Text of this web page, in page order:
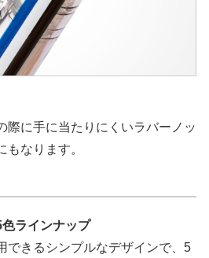
際に手に当たりにくいラバーノッ
もなります。
ラインナップ
できるシンプルなデザインで、5